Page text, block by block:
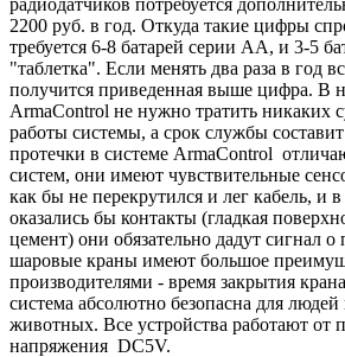
2200 руб. в год. Откуда такие цифры
требуется 6-8 батарей серии АА, и 3-5
"таблетка". Если менять два раза в год
получится приведенная выше цифра. В
ArmaControl не нужно тратить никаких
работы системы, а срок службы
протечки в системе ArmaControl
систем, они имеют чувствительные
как бы не перекрутился и лег кабель, и
оказались бы контакты (гладкая
цемент) они обязательно дадут сигнал
шаровые краны имеют большое
производителями - время закрытия
система абсолютно безопасна для
животных. Все устройства работают от
напряжения DC5V.